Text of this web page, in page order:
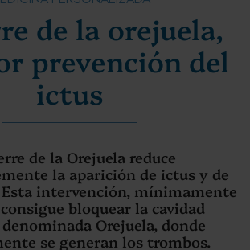
de la orejuela,
prevención del
ictus
de la Orejuela reduce
la aparición de ictus y de
intervención, mínimamente
bloquear la cavidad
Orejuela, donde
se generan los trombos.